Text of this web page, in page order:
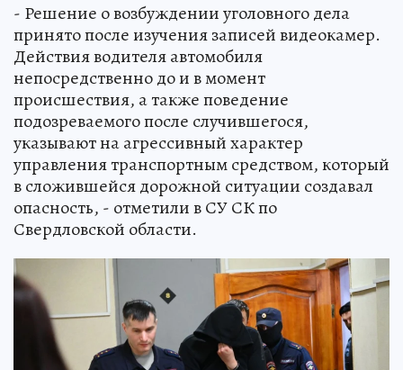
- Решение о возбуждении уголовного дела
принято после изучения записей видеокамер.
Действия водителя автомобиля
непосредственно до и в момент
происшествия, а также поведение
подозреваемого после случившегося,
указывают на агрессивный характер
управления транспортным средством, который
в сложившейся дорожной ситуации создавал
опасность, - отметили в СУ СК по
Свердловской области.